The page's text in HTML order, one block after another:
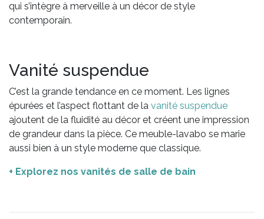
qui s’intègre à merveille à un décor de style
contemporain.
Vanité suspendue
C’est la grande tendance en ce moment. Les lignes
épurées et l’aspect flottant de la vanité suspendue
ajoutent de la fluidité au décor et créent une impression
de grandeur dans la pièce. Ce meuble-lavabo se marie
aussi bien à un style moderne que classique.
+ Explorez nos vanités de salle de bain